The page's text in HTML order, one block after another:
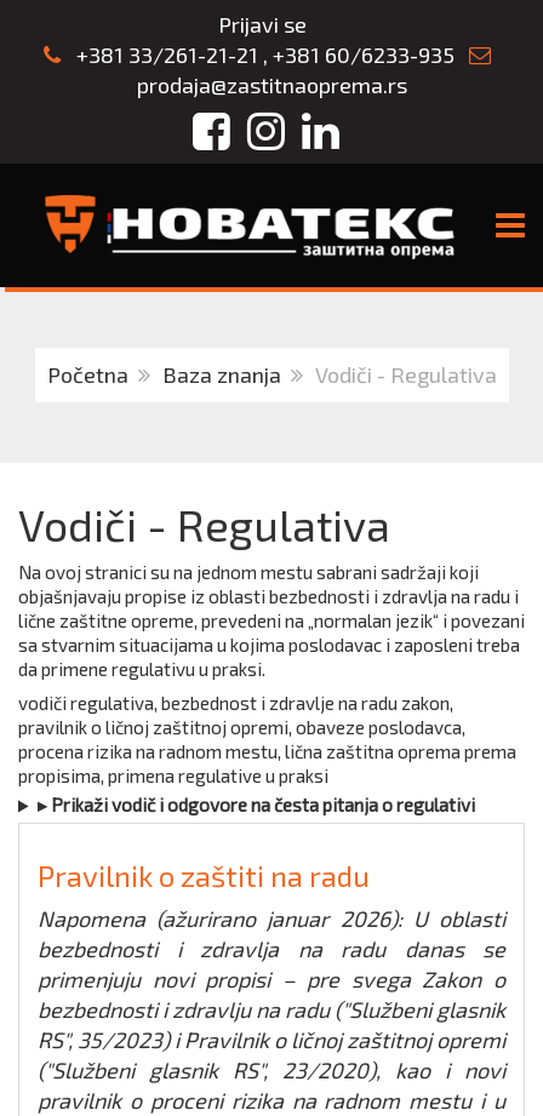
Prijavi se
+381 33/261-21-21 , +381 60/6233-935
prodaja@zastitnaoprema.rs
FacebookInstagram
LinkedIn
Početna Baza znanja Vodiči - Regulativa
Vodiči - Regulativa
Na ovoj stranici su na jednom mestu sabrani sadržaji koji
objašnjavaju propise iz oblasti bezbednosti i zdravlja na radu i
lične zaštitne opreme, prevedeni na „normalan jezik“ i povezani
sa stvarnim situacijama u kojima poslodavac i zaposleni treba
da primene regulativu u praksi.
vodiči regulativa, bezbednost i zdravlje na radu zakon,
pravilnik o ličnoj zaštitnoj opremi, obaveze poslodavca,
procena rizika na radnom mestu, lična zaštitna oprema prema
propisima, primena regulative u praksi
▸ Prikaži vodič i odgovore na česta pitanja o regulativi
Pravilnik o zaštiti na radu
Napomena (ažurirano januar 2026): U oblasti
bezbednosti i zdravlja na radu danas se
primenjuju novi propisi – pre svega Zakon o
bezbednosti i zdravlju na radu ("Službeni glasnik
RS", 35/2023) i Pravilnik o ličnoj zaštitnoj opremi
("Službeni glasnik RS", 23/2020), kao i novi
pravilnik o proceni rizika na radnom mestu i u